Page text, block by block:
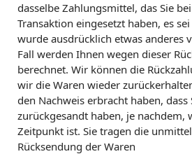
dasselbe Zahlungsmittel, das Sie
Transaktion eingesetzt haben, es
wurde ausdrücklich etwas anderes
Fall werden Ihnen wegen dieser
berechnet. Wir können die
wir die Waren wieder
den Nachweis erbracht haben, dass
zurückgesandt haben, je nachdem,
Zeitpunkt ist. Sie tragen die
Rücksendung der Waren